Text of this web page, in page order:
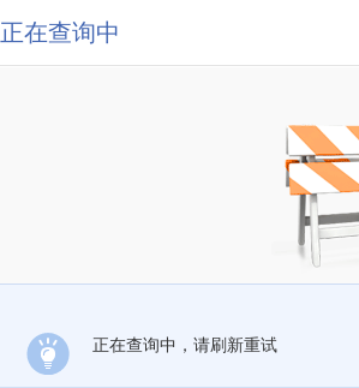
正在查询中
正在查询中，请刷新重试